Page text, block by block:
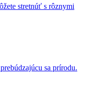
stretnúť s rôznymi
sa prírodu.